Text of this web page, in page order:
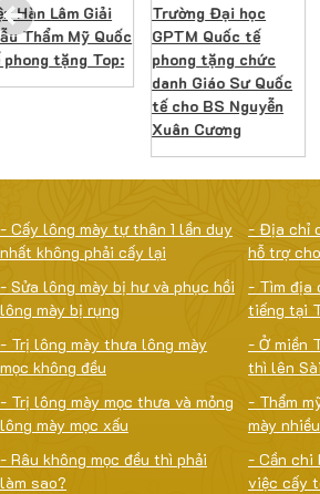
Trường Đại học
GPTM Quốc tế
phong tặng chức
danh Giáo Sư Quốc
tế cho BS Nguyễn
Bệnh viện đầu
nhận giải
Thương Hiệu
- Cấy lông mày tự thân 1 lần duy
nhất không phải cấy lại
- Sửa lông mày bị hư và phục hồi
lông mày bị rụng
- Trị lông mày thưa lông mày
mọc không đều
- Trị lông mày mọc thưa và mỏng
lông mày mọc xấu
- Râu không mọc đều thì phải
làm sao?
- Địa chỉ
hỗ trợ
- Tìm địa
tiếng tại
- Ở miền
thì lên
- Thẩm
mày
- Cần chi
việc cấy